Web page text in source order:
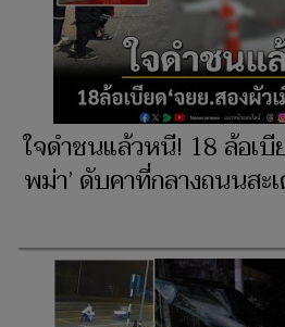
ใจดำชนแล้วหนี! 18 ล้อเบี
พม่า’ ดับคาที่กลางถนนสะ